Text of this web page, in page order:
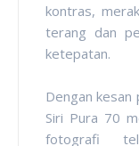
kontras,
terang dan
ketepatan.
Dengan
Siri Pura 70
fotografi